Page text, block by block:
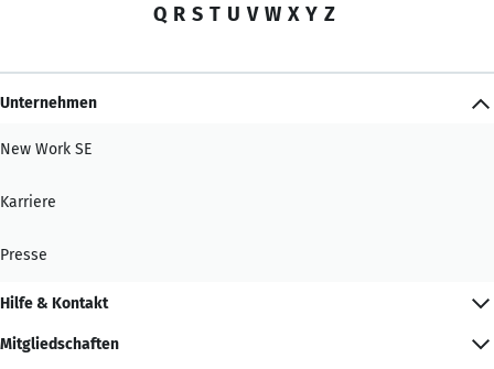
Q R S T U V W X Y Z
Unternehmen
New Work SE
Karriere
Presse
Hilfe & Kontakt
Mitgliedschaften